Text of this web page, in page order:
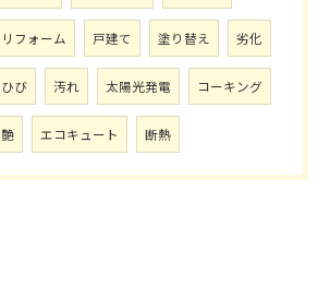
リフォーム 戸建て 塗り替え 劣化
ひび 汚れ 太陽光発電 コーキング
艶 エコキュート 断熱